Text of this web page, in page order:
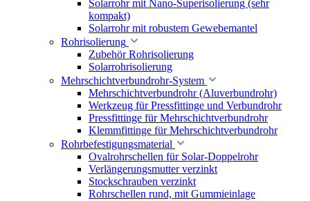
Solarrohr mit Nano-Superisolierung (sehr
kompakt)
Solarrohr mit robustem Gewebemantel
Rohrisolierung
Zubehör Rohrisolierung
Solarrohrisolierung
Mehrschichtverbundrohr-System
Mehrschichtverbundrohr (Aluverbundrohr)
Werkzeug für Pressfittinge und Verbundrohr
Pressfittinge für Mehrschichtverbundrohr
Klemmfittinge für Mehrschichtverbundrohr
Rohrbefestigungsmaterial
Ovalrohrschellen für Solar-Doppelrohr
Verlängerungsmutter verzinkt
Stockschrauben verzinkt
Rohrschellen rund, mit Gummieinlage